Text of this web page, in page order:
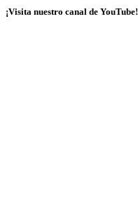
¡Visita nuestro canal de YouTube!